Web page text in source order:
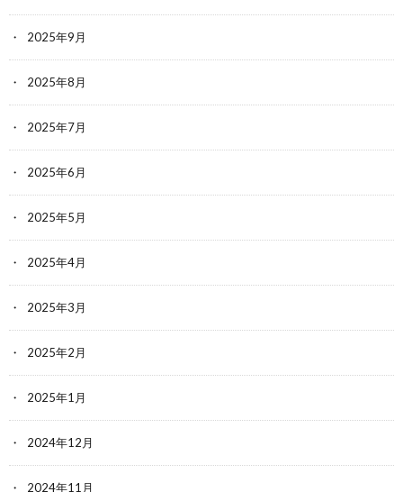
2025年9月
2025年8月
2025年7月
2025年6月
2025年5月
2025年4月
2025年3月
2025年2月
2025年1月
2024年12月
2024年11月